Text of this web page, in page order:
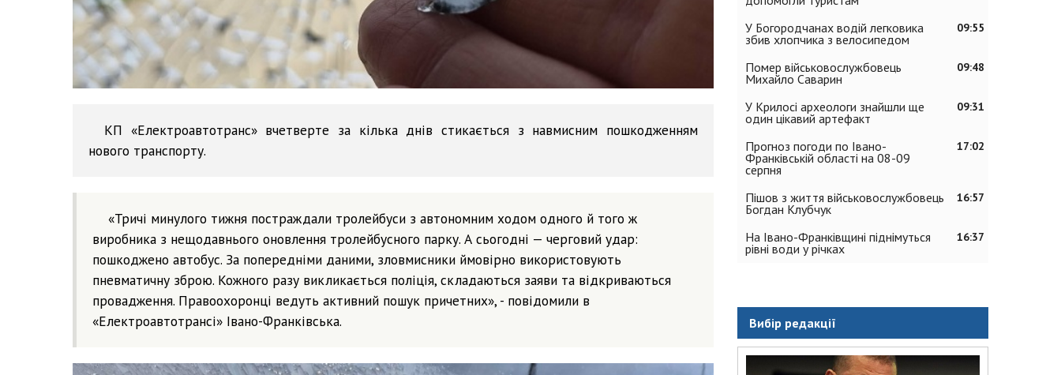
КП «Електроавтотранс» вчетверте за кілька днів стикається з навмисним пошкодженням
нового транспорту.
«Тричі минулого тижня постраждали тролейбуси з автономним ходом одного й того ж
виробника з нещодавнього оновлення тролейбусного парку. А сьогодні — черговий удар:
пошкоджено автобус. За попередніми даними, зловмисники ймовірно використовують
пневматичну зброю. Кожного разу викликається поліція, складаються заяви та відкриваються
провадження. Правоохоронці ведуть активний пошук причетних», - повідомили в
«Електроавтотрансі» Івано-Франківська.
09:55
У Богородчанах водій легковика
збив хлопчика з велосипедом
09:48
Помер військовослужбовець
Михайло Саварин
09:31
У Крилосі археологи знайшли ще
один цікавий артефакт
17:02
Прогноз погоди по Івано-
Франківській області на 08-09
серпня
16:57
Пішов з життя військовослужбовець
Богдан Клубчук
16:37
На Івано-Франківщині піднімуться
рівні води у річках
Вибір редакції